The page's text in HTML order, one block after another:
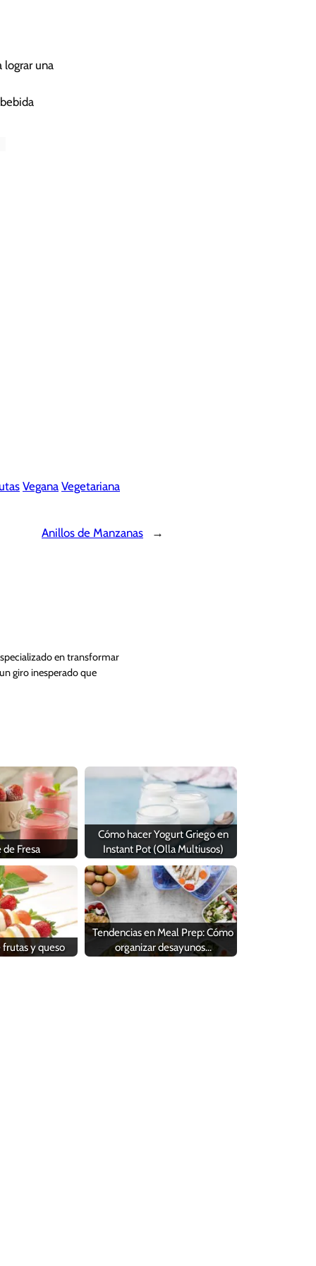
lograr una
Vegana Vegetariana
Anillos de Manzanas →
en transformar
giro inesperado que
Fresa
Cómo hacer Yogurt Griego en
Instant Pot (Olla Multiusos)
y queso
Tendencias en Meal Prep: Cómo
organizar desayunos…